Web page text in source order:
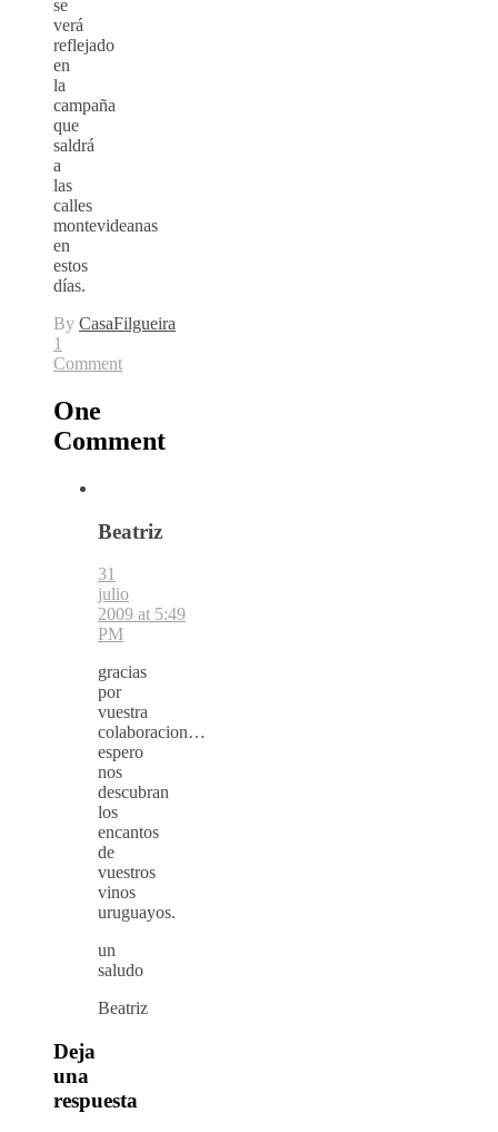
se
verá
reflejado
en
la
campaña
que
saldrá
a
las
calles
montevideanas
en
estos
días.
By CasaFilgueira
1
Comment
One
Comment
Beatriz
31
julio
2009 at 5:49
PM
gracias
por
vuestra
colaboracion…
espero
nos
descubran
los
encantos
de
vuestros
vinos
uruguayos.
un
saludo
Beatriz
Deja
una
respuesta